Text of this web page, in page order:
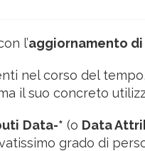
l’aggiornamento di
nel corso del
il suo concreto
Data-* (o Data
grado di